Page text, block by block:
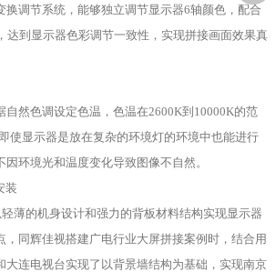
换调节系统，能够独立调节显示器6轴颜色，配合
达到显示器色彩调节一致性，实现拼接画面效果真
自然色调设定色温，色温在2600K到10000K的范
使显示器是放在复杂的环境灯的环境中也能进行
环境光和温度变化导致图像不自然。
装
薄的机身设计和强力的背板材料结构实现显示器
，同辉佳视搭建广电行业大屏拼接案例时，结合用
大连电视台实现了以背景墙结构为基础，实现南京